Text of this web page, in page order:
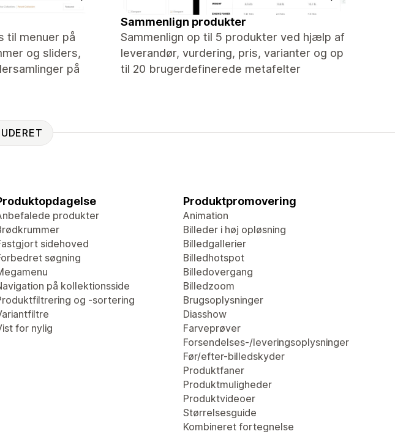
til menuer på
og sliders,
på
Sammenlign produkter
Sammenlign op til 5 produkter ved hjælp af
leverandør, vurdering, pris, varianter og op
til 20 brugerdefinerede metafelter
produkter
sidehoved
søgning
på kollektionsside
og -sortering
for nylig
Produktpromovering
Animation
Billeder i høj opløsning
Billedgallerier
Billedhotspot
Billedovergang
Billedzoom
Brugsoplysninger
Diasshow
Farveprøver
Forsendelses-/leveringsoplysninger
Før/efter-billedskyder
Produktfaner
Produktmuligheder
Produktvideoer
Størrelsesguide
Kombineret fortegnelse